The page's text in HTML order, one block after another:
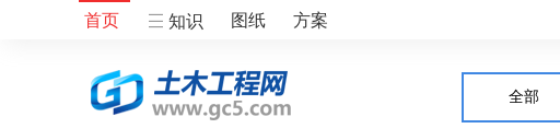
首页 知识 图纸 方案
全部